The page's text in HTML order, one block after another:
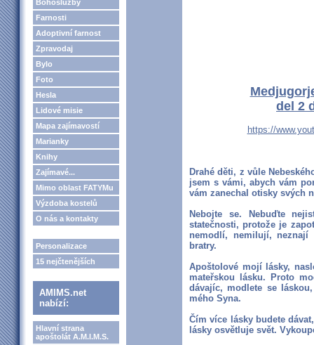
Bohoslužby
Farnosti
Adoptivní farnost
Zpravodaj
Bylo
Foto
Hesla
Lidové misie
Mapa zajímavostí
Marianky
Knihy
Zajímavé...
Mimo oblast FATYMu
Výzdoba kostelů
O nás a kontakty
Personalizace
15 nejčtenějších
AMIMS.net
nabízí:
Hlavní strana
apoštolát A.M.I.M.S.
del 2
https://
Drahé děti, z vůle
jsem s vámi, abych vám
vám zanechal otisky svých
Nebojte se. Nebuďte
statečnosti, protože je
nemodlí, nemilují,
bratry.
Apoštolové mojí lásky,
mateřskou lásku. Proto
dávajíc, modlete se
mého Syna.
Čím více lásky budete
lásky osvětluje svět.